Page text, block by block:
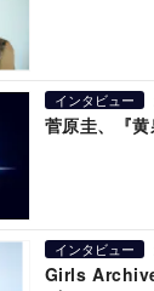
インタビュー
菅原圭、『
インタビュー
Girls